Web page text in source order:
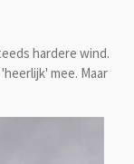
hardere wind.
mee. Maar